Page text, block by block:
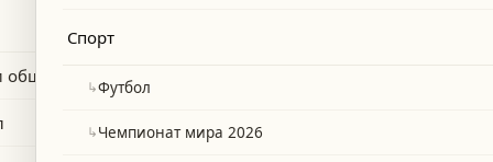
Спорт
↳Футбол
↳Чемпионат мира 2026